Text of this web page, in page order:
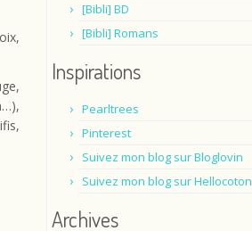
[Bibli] BD
[Bibli] Romans
Inspirations
Pearltrees
Pinterest
Suivez mon blog sur Bloglovin
Suivez mon blog sur Hellocoton
Archives